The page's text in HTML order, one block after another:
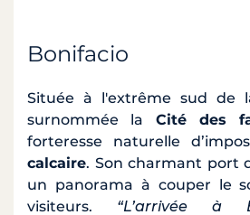
Bonifacio
Située à l'extrême sud de
surnommée la Cité des
forteresse naturelle
calcaire. Son charmant port
un panorama à couper le
visiteurs. “L’arrivée à